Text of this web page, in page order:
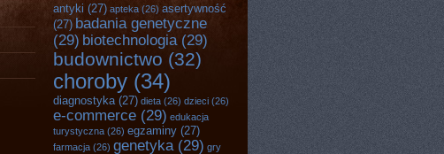
antyki (27) apteka (26) asertywność
(27) badania genetyczne
(29) biotechnologia (29)
budownictwo (32)
choroby (34)
diagnostyka(27) dieta (26) dzieci (26)
e-commerce (29) edukacja
turystyczna (26) egzaminy (27)
farmacja (26) genetyka (29) gry